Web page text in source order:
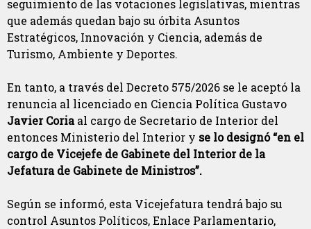
seguimiento de las votaciones legislativas, mientras
que además quedan bajo su órbita Asuntos
Estratégicos, Innovación y Ciencia, además de
Turismo, Ambiente y Deportes.
En tanto, a través del Decreto 575/2026 se le aceptó la
renuncia al licenciado en Ciencia Política Gustavo
Javier Coriaal cargo de Secretario de Interior del
entonces Ministerio del Interior y se lo designó “en el
cargo de Vicejefe de Gabinete del Interior de la
Jefatura de Gabinete de Ministros”.
Según se informó, esta Vicejefatura tendrá bajo su
control Asuntos Políticos, Enlace Parlamentario,